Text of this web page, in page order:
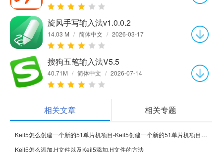
旋风手写输入法v1.0.0.2
14.03 M / 简体中文 / 2026-03-17
搜狗五笔输入法V5.5
40.71M / 简体中文 / 2026-07-14
相关文章 相关专题
Keil5怎么创建一个新的51单片机项目-Keil5创建一个新的51单片机项目的方法
Keil5怎么添加.H文件以及Keil5添加.H文件的方法